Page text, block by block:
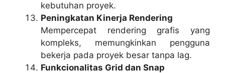
kebutuhan proyek.
Peningkatan Kinerja Rendering
Mempercepat rendering grafis yang
kompleks, memungkinkan pengguna
bekerja pada proyek besar tanpa lag.
Funkcionalitas Grid dan Snap